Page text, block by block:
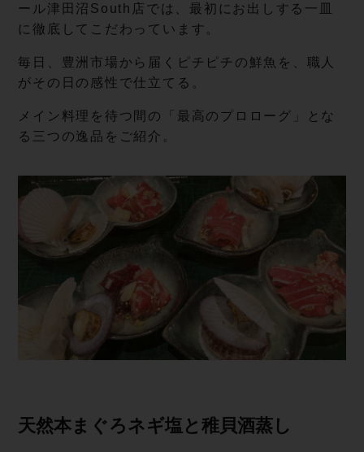
ール津田沼South店では、最初にお出しする一皿
に徹底してこだわっています。
毎日、豊洲市場から届くピチピチの鮮魚を、職人
がその日の感性で仕立てる。
メイン料理を待つ間の「最高のプロローグ」とな
る三つの逸品をご紹介。
天然本まぐろネギ塩と稚 貝 酒 蒸 し